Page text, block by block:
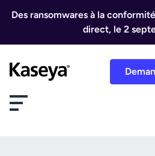
Des ransomwares à la
direct, le 2